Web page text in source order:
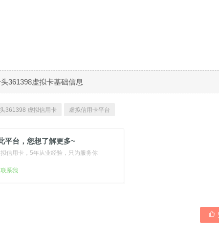
361398虚拟卡基础信息
361398 虚拟信用卡 虚拟信用卡平台
平台，您想了解更多~
信用卡，5年从业经验，只为服务你
系我
